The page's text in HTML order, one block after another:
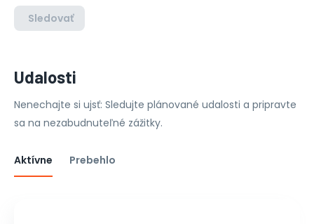
Sledovať
Udalosti
Nenechajte si ujsť: Sledujte plánované udalosti a pripravte
sa na nezabudnuteľné zážitky.
Aktívne Prebehlo